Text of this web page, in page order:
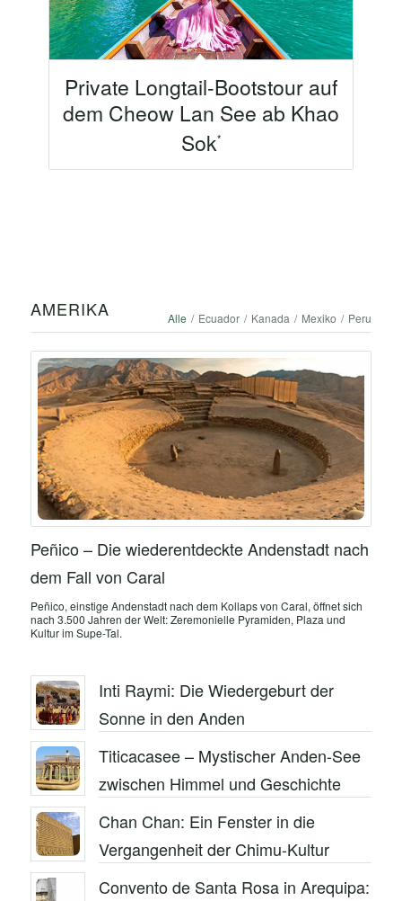
Private Longtail-Bootstour auf
dem Cheow Lan See ab Khao
Sok
AMERIKA Alle / Ecuador / Kanada / Mexiko / Peru
Peñico – Die wiederentdeckte Andenstadt nach
dem Fall von Caral
Peñico, einstige Andenstadt nach dem Kollaps von Caral, öffnet sich
nach 3.500 Jahren der Welt: Zeremonielle Pyramiden, Plaza und
Kultur im Supe-Tal.
Inti Raymi: Die Wiedergeburt der
Sonne in den Anden
Titicacasee – Mystischer Anden-See
zwischen Himmel und Geschichte
Chan Chan: Ein Fenster in die
Vergangenheit der Chimu-Kultur
Convento de Santa Rosa in Arequipa: